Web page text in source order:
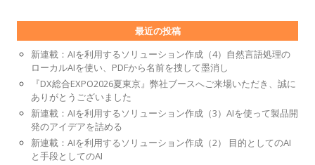
最近の投稿
新連載：AIを利用するソリューション作成（4）自然言語処理の
ローカルAIを使い、PDFから名前を捜して墨消し
『DX総合EXPO2026夏東京』弊社ブースへご来場いただき、誠に
ありがとうございました
新連載：AIを利用するソリューション作成（3）AIを使って製品開
発のアイデアを詰める
新連載：AIを利用するソリューション作成（2） 目的としてのAI
と手段としてのAI